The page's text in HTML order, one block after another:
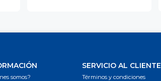
somos?
SERVICIO AL CLIENTE
Términos y condiciones